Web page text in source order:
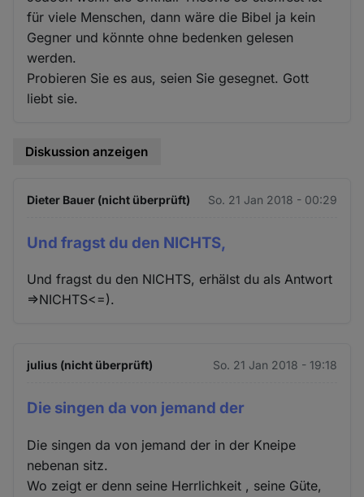
für viele Menschen, dann wäre die Bibel ja kein
Gegner und könnte ohne bedenken gelesen
werden.
Probieren Sie es aus, seien Sie gesegnet. Gott
liebt sie.
Diskussion anzeigen
Dieter Bauer (nicht überprüft) So. 21 Jan 2018 - 00:29
Und fragst du den NICHTS,
Und fragst du den NICHTS, erhälst du als Antwort
=>NICHTS<=).
julius (nicht überprüft) So. 21 Jan 2018 - 19:18
Die singen da von jemand der
Die singen da von jemand der in der Kneipe
nebenan sitz.
Wo zeigt er denn seine Herrlichkeit , seine Güte,